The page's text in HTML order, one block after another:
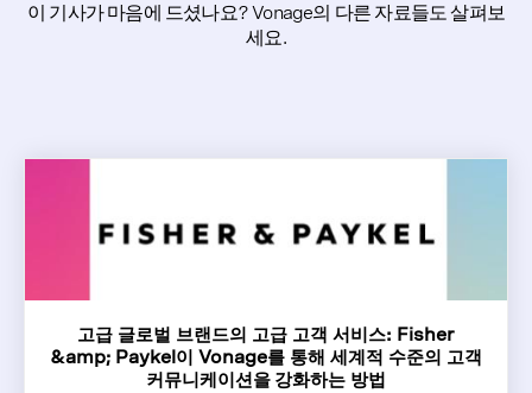
이 기사가 마음에 드셨나요? Vonage의 다른 자료들도 살펴보
세요.
고급 글로벌 브랜드의 고급 고객 서비스: Fisher
&amp; Paykel이 Vonage를 통해 세계적 수준의 고객
커뮤니케이션을 강화하는 방법